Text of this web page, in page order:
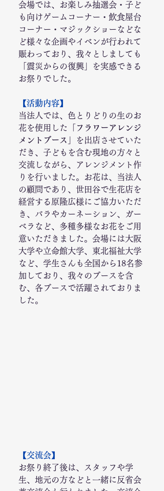
会場では、お楽しみ抽選会・子ど
も向けゲームコーナー・飲食屋台
コーナー・マジックショーなどな
ど様々な企画やイベンが行われて
賑わっており、我々としましても
「震災からの復興」を実感できる
お祭りでした。
【活動内容】
当法人では、色とりどりの生のお
花を使用した
「フラワーアレンジ
メントブース」
を出店させていた
だき、子どもを含む現地の方々と
交流しながら、アレンジメント作
りを行いました。お花は、当法人
の顧問であり、世田谷で生花店を
経営する原隆広様にご協力いただ
き、バラやカーネーション、ガー
ベラなど、多種多様なお花をご用
意いただきました。会場には大阪
大学や立命館大学、東北福祉大学
など、学生さんも全国から18名参
加しており、我々のブースを含
む、各ブースで活躍されておりま
した。
【交流会】
お祭り終了後は、スタッフや学
生、地元の方などと一緒に反省会